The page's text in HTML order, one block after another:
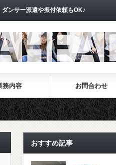
ンサー派遣や振付依頼もOK♪
務内容 お問合わせ
おすすめ記事